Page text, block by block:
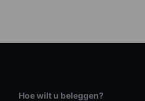
Hoe wilt u beleggen?